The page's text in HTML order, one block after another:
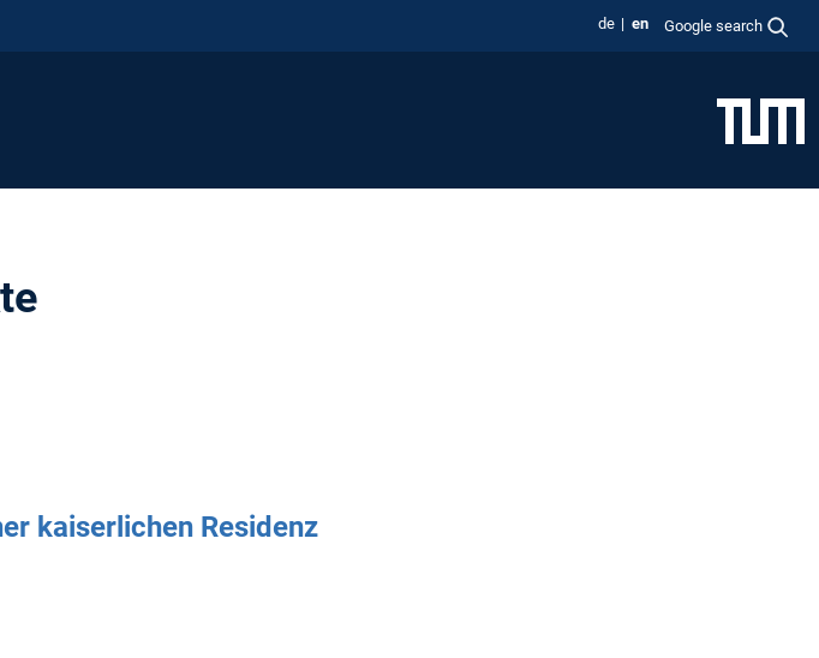
de en Google search
kaiserlichen Residenz